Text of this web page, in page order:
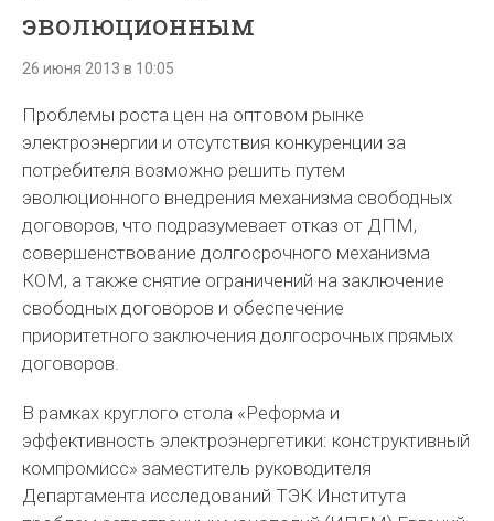
эволюционным
26 июня 2013 в 10:05
Проблемы роста цен на оптовом рынке
электроэнергии и отсутствия конкуренции за
потребителя возможно решить путем
эволюционного внедрения механизма свободных
договоров, что подразумевает отказ от ДПМ,
совершенствование долгосрочного механизма
КОМ, а также снятие ограничений на заключение
свободных договоров и обеспечение
приоритетного заключения долгосрочных прямых
договоров.
В рамках круглого стола «Реформа и
эффективность электроэнергетики: конструктивный
компромисс» заместитель руководителя
Департамента исследований ТЭК Института